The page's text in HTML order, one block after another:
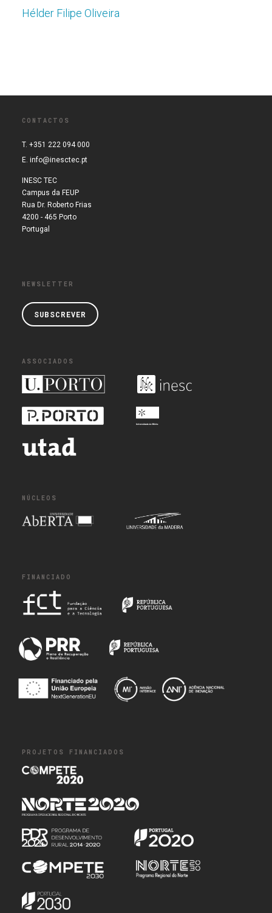
Hélder Filipe Oliveira
CONTACTOS
T. +351 222 094 000
E. info@inesctec.pt
INESC TEC
Campus da FEUP
Rua Dr. Roberto Frias
4200 - 465 Porto
Portugal
NEWSLETTER
SUBSCREVER
ASSOCIADOS
NÚCLEOS
FINANCIADO
PROJETOS FINANCIADOS